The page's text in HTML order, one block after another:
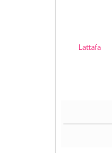
Lattafa